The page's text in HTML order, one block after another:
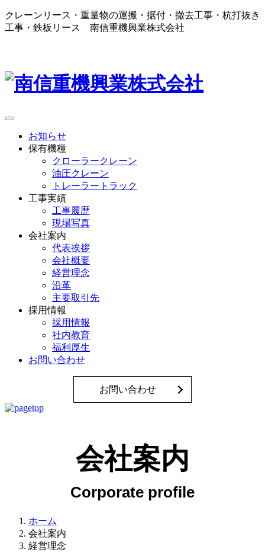
クレーンリース・重量物の運搬・据付・撤去工事・杭打抜き
工事・鉄板リース 南信重機興業株式会社
お知らせ
保有機種
クローラークレーン
油圧クレーン
トレーラートラック
工事実績
工事履歴
現場写真
会社案内
代表挨拶
会社概要
経営理念
沿革
主要取引先
採用情報
採用情報
社内教育
福利厚生
お問い合わせ
お問い合わせ
会社案内
ホーム
会社案内
経営理念